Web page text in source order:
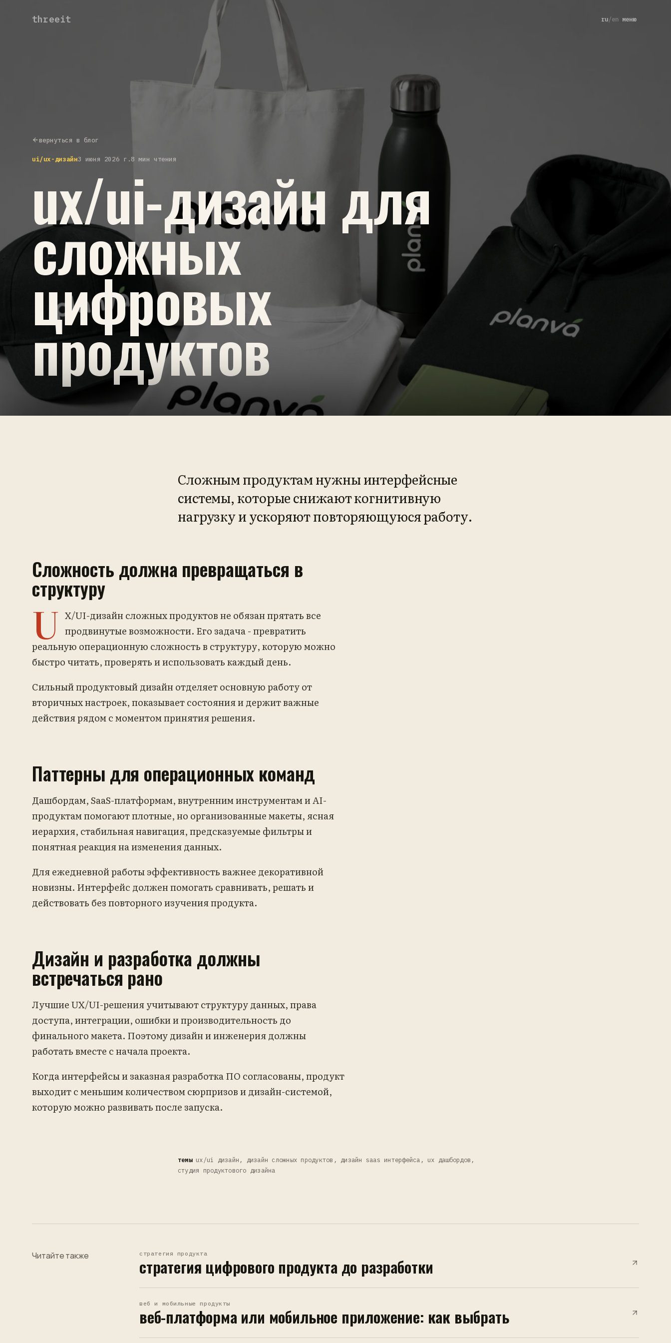
threeit ru/en меню
вернуться в блог
ui/ux-дизайн3 июня 2026 г.8 мин чтения
ux/ui-дизайн для
сложных
цифровых
продуктов
Сложным продуктам нужны интерфейсные
системы, которые снижают когнитивную
нагрузку и ускоряют повторяющуюся работу.
Сложность должна превращаться в
структуру
U X/UI-дизайн сложных продуктов не обязан прятать все
продвинутые возможности. Его задача - превратить
реальную операционную сложность в структуру, которую можно
быстро читать, проверять и использовать каждый день.
Сильный продуктовый дизайн отделяет основную работу от
вторичных настроек, показывает состояния и держит важные
действия рядом с моментом принятия решения.
Паттерны для операционных команд
Дашбордам, SaaS-платформам, внутренним инструментам и AI-
продуктам помогают плотные, но организованные макеты, ясная
иерархия, стабильная навигация, предсказуемые фильтры и
понятная реакция на изменения данных.
Для ежедневной работы эффективность важнее декоративной
новизны. Интерфейс должен помогать сравнивать, решать и
действовать без повторного изучения продукта.
Дизайн и разработка должны
встречаться рано
Лучшие UX/UI-решения учитывают структуру данных, права
доступа, интеграции, ошибки и производительность до
финального макета. Поэтому дизайн и инженерия должны
работать вместе с начала проекта.
Когда интерфейсы и заказная разработка ПО согласованы, продукт
выходит с меньшим количеством сюрпризов и дизайн-системой,
которую можно развивать после запуска.
темыux/ui дизайн, дизайн сложных продуктов, дизайн saas интерфейса, ux дашбордов,
студия продуктового дизайна
Читайте также стратегия продукта
стратегия цифрового продукта до разработки
веб и мобильные продукты
веб-платформа или мобильное приложение: как выбрать